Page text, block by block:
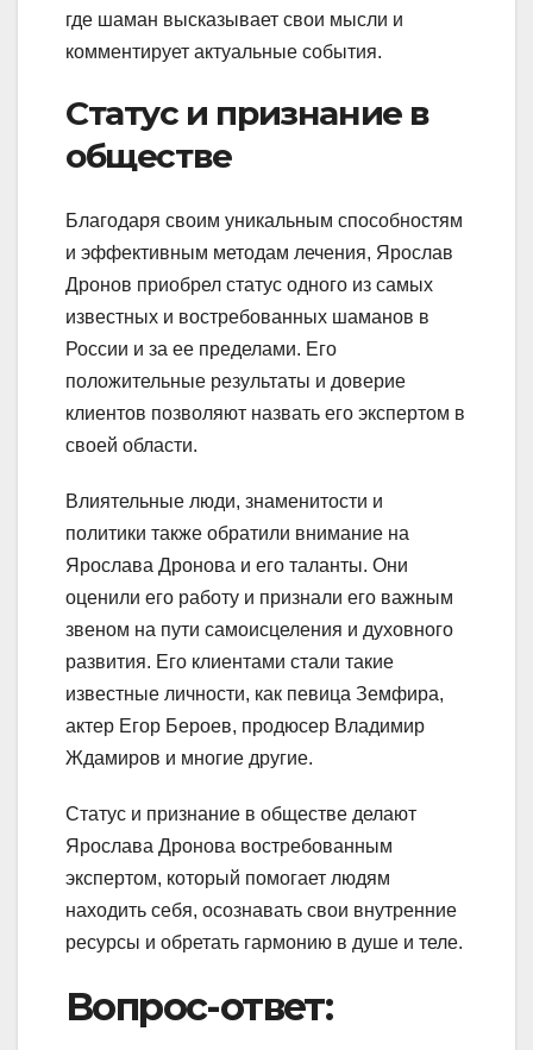
где шаман высказывает свои мысли и
комментирует актуальные события.
Статус и признание в
обществе
Благодаря своим уникальным способностям
и эффективным методам лечения, Ярослав
Дронов приобрел статус одного из самых
известных и востребованных шаманов в
России и за ее пределами. Его
положительные результаты и доверие
клиентов позволяют назвать его экспертом в
своей области.
Влиятельные люди, знаменитости и
политики также обратили внимание на
Ярослава Дронова и его таланты. Они
оценили его работу и признали его важным
звеном на пути самоисцеления и духовного
развития. Его клиентами стали такие
известные личности, как певица Земфира,
актер Егор Бероев, продюсер Владимир
Ждамиров и многие другие.
Статус и признание в обществе делают
Ярослава Дронова востребованным
экспертом, который помогает людям
находить себя, осознавать свои внутренние
ресурсы и обретать гармонию в душе и теле.
Вопрос-ответ: